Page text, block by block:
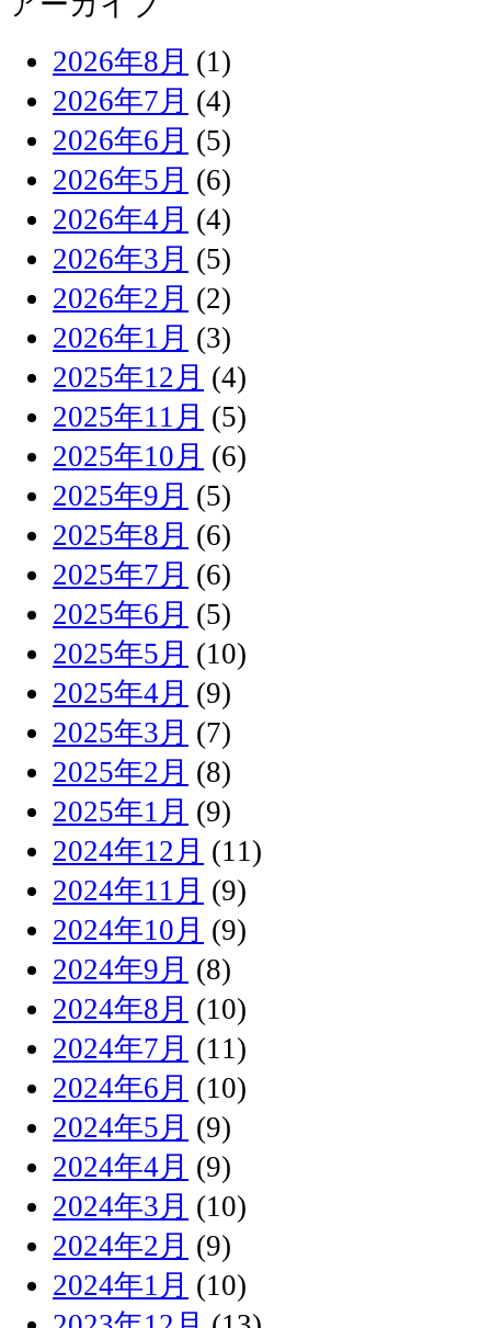
2026年8月 (1)
2026年7月 (4)
2026年6月 (5)
2026年5月 (6)
2026年4月 (4)
2026年3月 (5)
2026年2月 (2)
2026年1月 (3)
2025年12月 (4)
2025年11月 (5)
2025年10月 (6)
2025年9月 (5)
2025年8月 (6)
2025年7月 (6)
2025年6月 (5)
2025年5月 (10)
2025年4月 (9)
2025年3月 (7)
2025年2月 (8)
2025年1月 (9)
2024年12月 (11)
2024年11月 (9)
2024年10月 (9)
2024年9月 (8)
2024年8月 (10)
2024年7月 (11)
2024年6月 (10)
2024年5月 (9)
2024年4月 (9)
2024年3月 (10)
2024年2月 (9)
2024年1月 (10)